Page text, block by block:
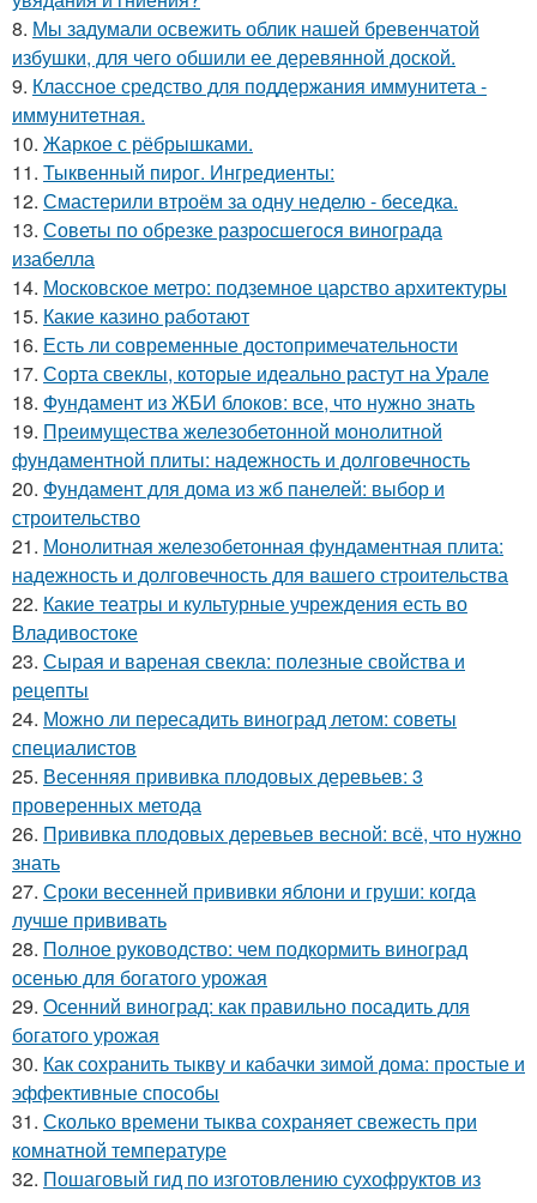
8. Мы задумали освежить облик нашей бревенчатой
избушки, для чего обшили ее деревянной доской.
9. Классное средство для поддержания иммунитета -
иммyнитeтнaя.
10. Жаркое с рёбрышками.
11. Тыквенный пирог. Ингредиенты:
12. Смастерили втроём за одну неделю - беседка.
13. Советы по обрезке разросшегося винограда
изабелла
14. Московское метро: подземное царство архитектуры
15. Какие казино работают
16. Есть ли современные достопримечательности
17. Сорта свеклы, которые идеально растут на Урале
18. Фундамент из ЖБИ блоков: все, что нужно знать
19. Преимущества железобетонной монолитной
фундаментной плиты: надежность и долговечность
20. Фундамент для дома из жб панелей: выбор и
строительство
21. Монолитная железобетонная фундаментная плита:
надежность и долговечность для вашего строительства
22. Какие театры и культурные учреждения есть во
Владивостоке
23. Сырая и вареная свекла: полезные свойства и
рецепты
24. Можно ли пересадить виноград летом: советы
специалистов
25. Весенняя прививка плодовых деревьев: 3
проверенных метода
26. Прививка плодовых деревьев весной: всё, что нужно
знать
27. Сроки весенней прививки яблони и груши: когда
лучше прививать
28. Полное руководство: чем подкормить виноград
осенью для богатого урожая
29. Осенний виноград: как правильно посадить для
богатого урожая
30. Как сохранить тыкву и кабачки зимой дома: простые и
эффективные способы
31. Сколько времени тыква сохраняет свежесть при
комнатной температуре
32. Пошаговый гид по изготовлению сухофруктов из